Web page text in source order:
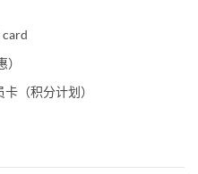
（积分计划）